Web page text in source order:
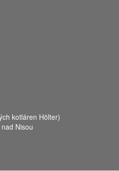
kotláren Hölter)
Nisou